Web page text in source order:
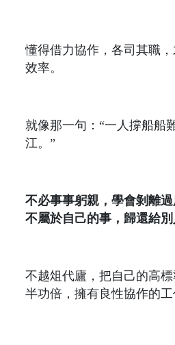
懂得借力協作，各司其職
效率。
就像那一句：“一人撐船船
江。”
不必事事躬親，學會剝離
不屬於自己的事，歸還給別
不越俎代廬，把自己的高
半功倍，擁有良性協作的工